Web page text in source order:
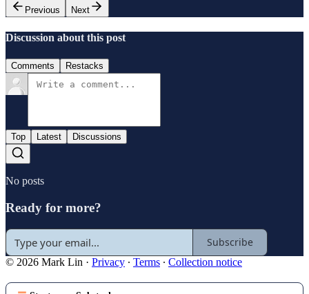
Previous
Next
Discussion about this post
Comments Restacks
Top Latest Discussions
No posts
Ready for more?
Subscribe
© 2026 Mark Lin · Privacy ∙ Terms ∙ Collection notice